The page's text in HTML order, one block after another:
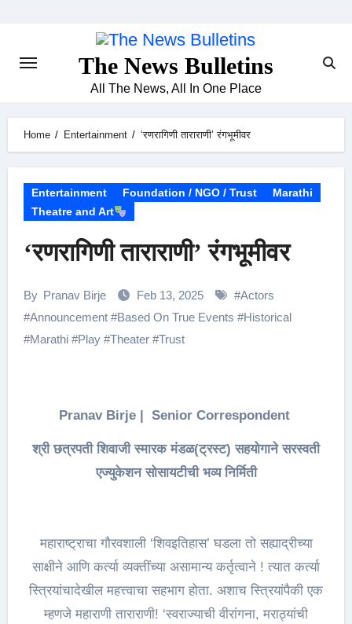
The News Bulletins
All The News, All In One Place
Home Entertainment ‘रणरागिणी ताराराणी’ रंगभूमीवर
Entertainment Foundation / NGO / Trust
Marathi
Theatre and Art
‘रणरागिणी ताराराणी’ रंगभूमीवर
By Pranav Birje Feb 13, 2025 #Actors
#Announcement#Based On True Events #Historical
#Marathi#Play#Theater#Trust
Pranav Birje | Senior Correspondent
श्री छत्रपती शिवाजी स्मारक मंडळ(ट्रस्ट) सहयोगाने सरस्वती
एज्युकेशन सोसायटीची भव्य निर्मिती
महाराष्ट्राचा गौरवशाली ‘शिवइतिहास’ घडला तो सह्याद्रीच्या
साक्षीने आणि कर्त्या व्यक्तींच्या असामान्य कर्तृत्वाने ! त्यात कर्त्या
स्त्रियांचादेखील महत्त्वाचा सहभाग होता. अशाच स्त्रियांपैकी एक
म्हणजे महाराणी ताराराणी! ‘स्वराज्याची वीरांगना, मराठ्यांची